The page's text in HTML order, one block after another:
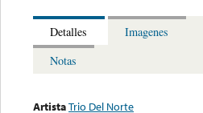
Detalles
Imagenes
Notas
ArtistaTrio Del Norte